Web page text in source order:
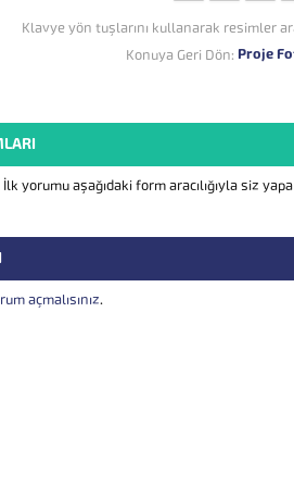
Klavye yön tuşlarını kullanarak resimler
Konuya Geri Dön: Proje
yorumu aşağıdaki form aracılığıyla siz
açmalısınız.